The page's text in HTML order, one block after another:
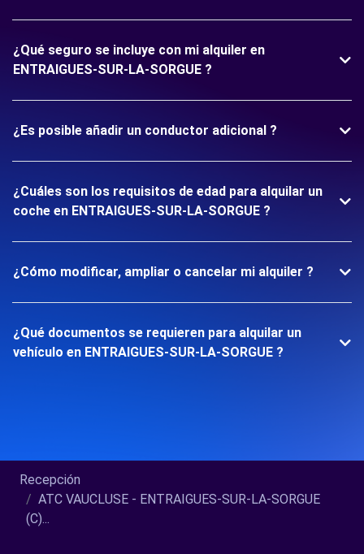
¿Qué seguro se incluye con mi alquiler en
ENTRAIGUES-SUR-LA-SORGUE ?
¿Es posible añadir un conductor adicional ?
¿Cuáles son los requisitos de edad para alquilar un
coche en ENTRAIGUES-SUR-LA-SORGUE ?
¿Cómo modificar, ampliar o cancelar mi alquiler ?
¿Qué documentos se requieren para alquilar un
vehículo en ENTRAIGUES-SUR-LA-SORGUE ?
Recepción
ATC VAUCLUSE - ENTRAIGUES-SUR-LA-SORGUE
(C)...